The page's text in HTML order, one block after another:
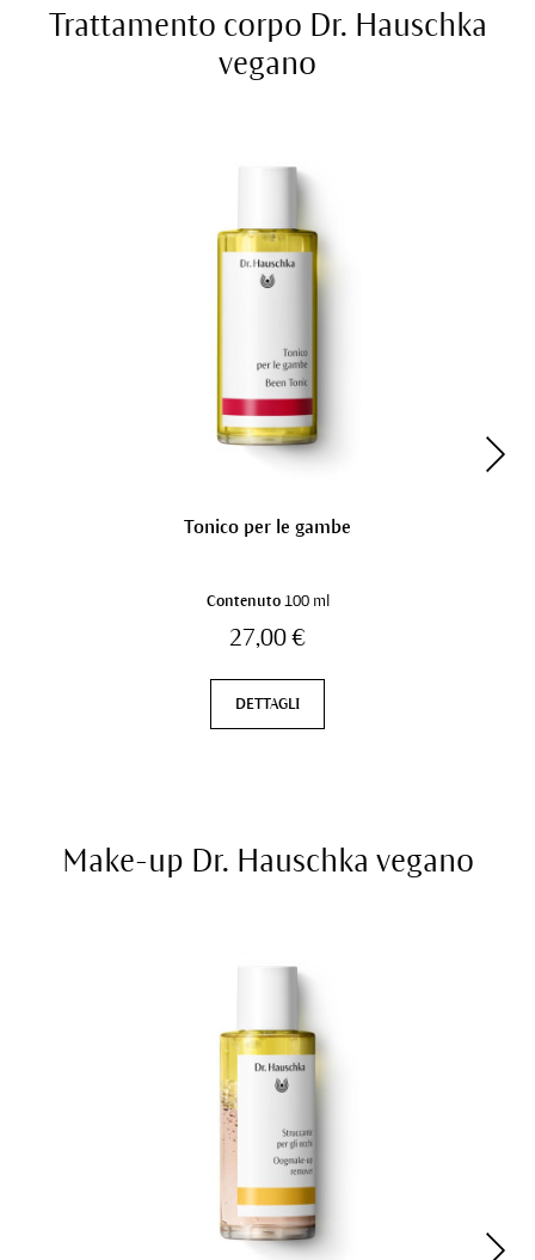
Trattamento corpo Dr. Hauschka
vegano
Tonico per le gambe
Contenuto 100 ml
27,00 €
DETTAGLI
Make-up Dr. Hauschka vegano